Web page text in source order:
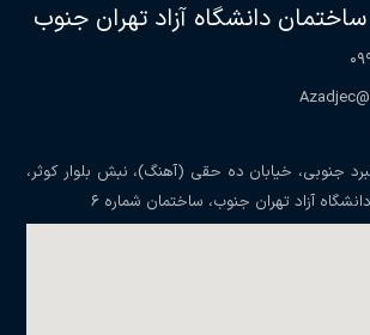
دانشگاه آزاد تهران جنوب
نبرد جنوبی، خیابان ده حقی (آهنگ)، نبش بلوار کوثر،
آزاد تهران جنوب، ساختمان شماره ۶